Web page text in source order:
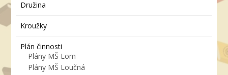
Družina
Kroužky
Plán činnosti
Plány MŠ Lom
Plány MŠ Loučná